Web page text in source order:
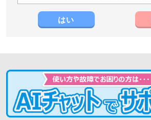
はい